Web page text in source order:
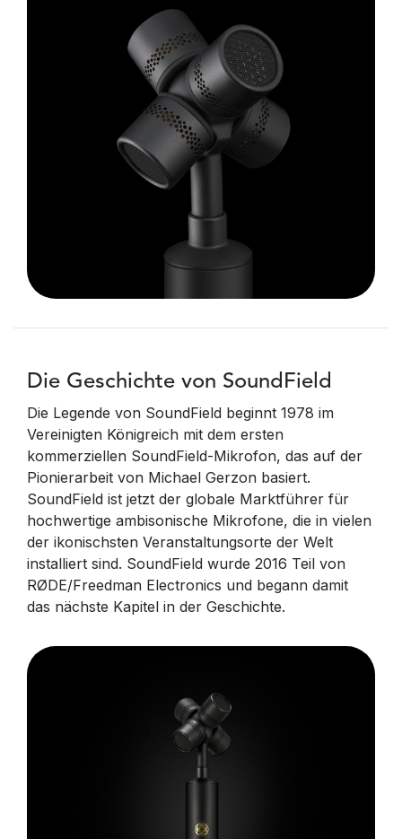
Die Geschichte von SoundField
Die Legende von SoundField beginnt 1978 im
Vereinigten Königreich mit dem ersten
kommerziellen SoundField-Mikrofon, das auf der
Pionierarbeit von Michael Gerzon basiert.
SoundField ist jetzt der globale Marktführer für
hochwertige ambisonische Mikrofone, die in vielen
der ikonischsten Veranstaltungsorte der Welt
installiert sind. SoundField wurde 2016 Teil von
RØDE/Freedman Electronics und begann damit
das nächste Kapitel in der Geschichte.